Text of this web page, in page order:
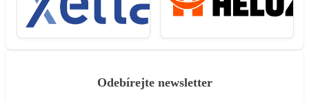
Odebírejte newsletter